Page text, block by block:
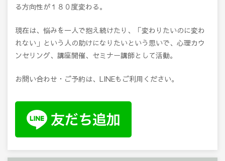
る方向性が１８０度変わる。
現在は、悩みを一人で抱え続けたり、「変わりたいのに変わ
れない」という人の助けになりたいという思いで、心理カウ
ンセリング、講座開催、セミナー講師として活動。
お問い合わせ・ご予約は、LINEもご利用ください。